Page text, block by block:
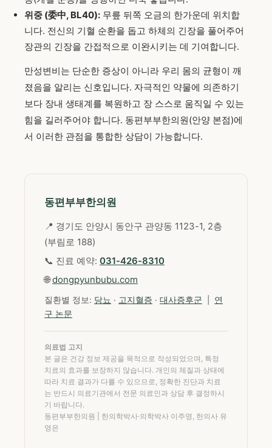
위중 (委中, BL40): 무릎 뒤쪽 오금의 한가운데 위치합
니다. 전신의 기혈 순환을 돕고 하체의 긴장을 풀어주어
장관의 긴장을 간접적으로 이완시키는 데 기여합니다.
만성변비는 단순한 증상이 아니라 우리 몸의 균형이 깨
졌음을 알리는 신호입니다. 자극적인 약물에 의존하기
보다 장내 생태계를 복원하고 장 스스로 움직일 수 있는
힘을 길러주어야 합니다. 동편부부한의원(안양 본점)에
서 이러한 관점을 통합한 상담이 가능합니다.
동편부부한의원
📍 경기도 안양시 동안구 관양동 1123-1, 2층
(부림로 188)
📞 진료 예약: 031-426-8310
🌐dongpyunbubu.com
질환별 정보: 당뇨 · 고지혈증 · 대사증후군
연
구 논문
의료법 고지
본 글은 건강 정보 제공을 목적으로 작성되었으며, 특정
치료의 효과를 보장하지 않습니다. 개인의 체질과 상태에
따라 치료 결과가 다를 수 있으므로, 정확한 진단과 치료
는 반드시 의료기관에서 전문 의료인과 상담 후 결정하시
기 바랍니다.
동편부부한의원 | 한의학박사·의학박사 이주영, 한의사 유
영은